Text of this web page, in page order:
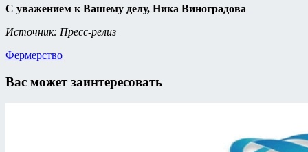
С уважением к Вашему делу, Ника Виноградова
Источник: Пресс-релиз
Фермерство
Вас может заинтересовать